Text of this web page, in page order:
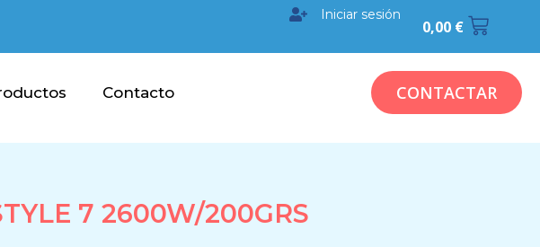
0,00 €
Iniciar sesión
Contacto CONTACTAR
7 2600W/200GRS